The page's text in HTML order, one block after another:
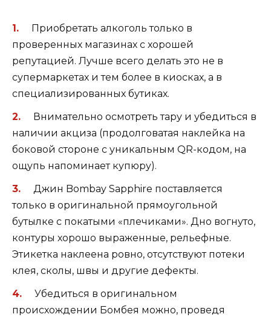
Приобретать алкоголь только в
проверенных магазинах с хорошей
репутацией. Лучше всего делать это не в
супермаркетах и тем более в киосках, а в
специализированных бутиках.
Внимательно осмотреть тару и убедиться в
наличии акциза (продолговатая наклейка на
боковой стороне с уникальным QR-кодом, на
ощупь напоминает купюру).
Джин Bombay Sapphire поставляется
только в оригинальной прямоугольной
бутылке с покатыми «плечиками». Дно вогнуто,
контуры хорошо выраженные, рельефные.
Этикетка наклеена ровно, отсутствуют потеки
клея, сколы, швы и другие дефекты.
Убедиться в оригинальном
происхождении Бомбея можно, проведя